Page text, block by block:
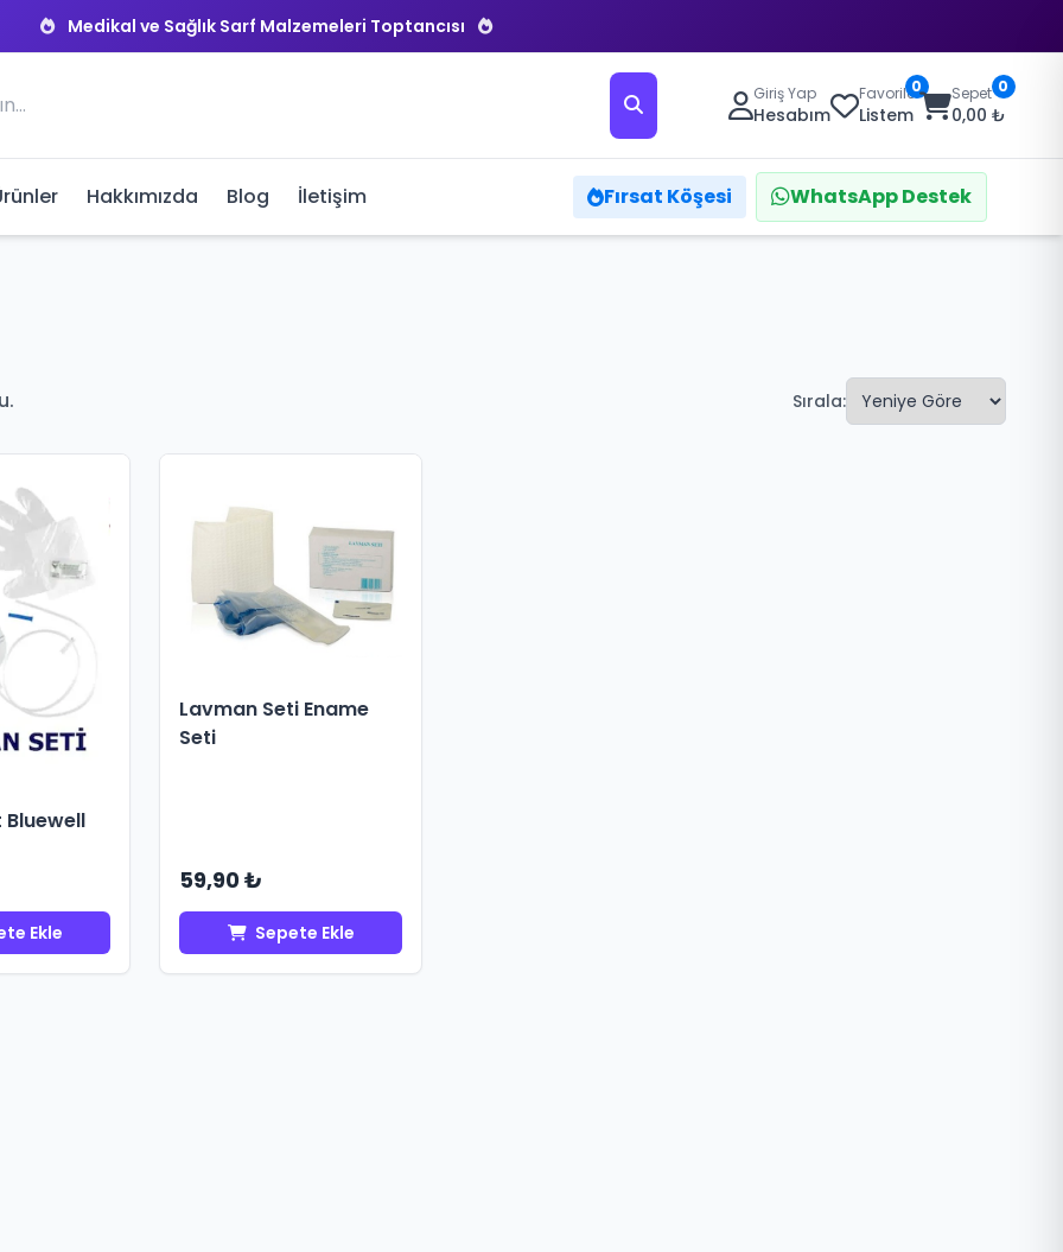
Medikal ve Sağlık Sarf Malzemeleri Toptancısı
Giriş Yap
Hesabım
Favoriler
Listem
0 Sepet
0,00 ₺
0
Hakkımızda Blog İletişim Fırsat Köşesi WhatsApp Destek
Sırala:
Bluewell
Ekle
Lavman Seti Ename
Seti
59,90 ₺
Sepete Ekle